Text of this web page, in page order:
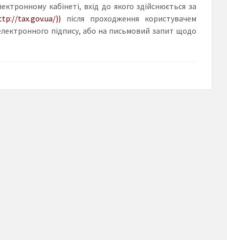
кабінеті, вхід до якого здійснюється за
tax.gov.ua/)) після проходження користувачем
підпису, або на письмовий запит щодо